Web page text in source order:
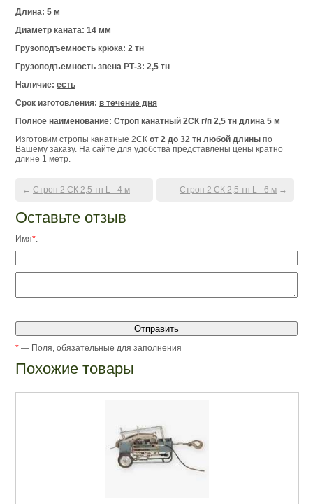
Длина: 5 м
Диаметр каната: 14 мм
Грузоподъемность крюка: 2 тн
Грузоподъемность звена РТ-3: 2,5 тн
Наличие: есть
Срок изготовления: в течение дня
Полное наименование: Строп канатный 2СК г/п 2,5 тн длина 5 м
Изготовим стропы канатные 2СК от 2 до 32 тн любой длины по
Вашему заказу. На сайте для удобства представлены цены кратно
длине 1 метр.
← Строп 2 СК 2,5 тн L - 4 м Строп 2 СК 2,5 тн L - 6 м →
Оставьте отзыв
Имя*:
* — Поля, обязательные для заполнения
Похожие товары